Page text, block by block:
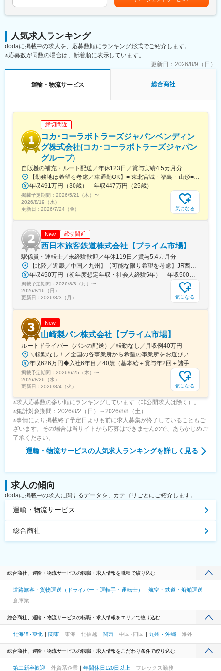
■キャリアパス
■同社の魅力
創業112年の歴史と地域での高い知名度があり、安定した経営基
また同社は長崎県に根差し、高圧ガス・産業機械・宅配水事業な
ど幅広い分野で地域の暮らしや産業を支えている安定企業です。
既存顧客へのルート配送が中心のため、お客様との信頼関係を築
変更の範囲：無
・用船仲介船の運航に関する港湾事情、貨物、荷役、条約や規則
・海事情報の定期的な社内外発信、情報配信ウェブサイト運営
・用船仲介船のRightShip評価、PSC是正に対する対応支援
※出張頻度…月1回程度／国内船主訪問（愛媛）
・当社は仲介会社と認知されているので、船主に対する直接的な
■配属先について：
4名（部長、メンバー2名、嘱託社員1名／男女比3:1）で構成され
ています。
■当社の特徴：
・グローバル総合商社「三井物産」のノウハウとネットワークを
最大限に活用し、用船仲介、中古船売買仲介、運航仲介、舶用機
器販売、建造監理、海務コンサルティング、DX支援など、船舶関
連ビジネスのあらゆる分野にわたって、多面的かつ専門的なサー
り、国内外の船主および造船所から高い信頼を得ています。船舶
建造監理事業では、物流やトレンドを踏まえた船型の提案を始
め、新造船の企画から仕様決定、図面の承認、造船所との交渉、
契約書作成迄、幅広い業務を行っています。
変更の範囲：会社の定める業務
人気求人ランキング
dodaに掲載中の求人を、応募数順にランキング形式でご紹介します。
※応募数が同数の場合は、新着順に表示しています。
更新日： 2026/8/9（日）
運輸・物流サービス 総合商社
締切間近
コカ･コーラボトラーズジャパンベンディン
グ株式会社(コカ･コーラボトラーズジャパン
グループ)
自販機の補充・ルート配送／年休123日／賞与実績4.5カ月分
年収491万円（30歳） 年収447万円（25歳）
掲載予定期間： 2026/5/21（木） 〜
2026/8/19（水）
更新日： 2026/7/24（金） 気になる
New 締切間近
西日本旅客鉄道株式会社【プライム市場】
駅係員・運転士／未経験歓迎／年休119日／賞与5.4カ月分
掲載予定期間： 2026/8/3（月） 〜
2026/8/16（日）
更新日： 2026/8/3（月） 気になる
New
山崎製パン株式会社【プライム市場】
ルートドライバー（パンの配送）／転勤なし／月収例40万円
掲載予定期間： 2026/6/25（木） 〜
2026/8/26（水）
更新日： 2026/8/4（火） 気になる
※求人応募数の多い順にランキングしています（非公開求人は除く）。
※集計対象期間：2026/8/2（日）～2026/8/8（土）
※事情により掲載終了予定日よりも前に求人募集が終了していることもご
ざいます。その場合は当サイトから応募はできませんので、あらかじめご
了承ください。
運輸・物流サービスの人気求人ランキングを詳しく見る
求人の傾向
dodaに掲載中の求人に関するデータを、カテゴリごとにご紹介します。
運輸・物流サービス
総合商社
総合商社、運輸・物流サービスの転職・求人情報を職種で絞り込む
道路旅客・貨物運送（ドライバー・運転手・運転士）
航空・鉄道・船舶運送
倉庫業
総合商社、運輸・物流サービスの転職・求人情報をエリアで絞り込む
北海道･東北 関東 東海 北信越 関西 中国･四国 九州・沖縄 海外
総合商社、運輸・物流サービスの転職・求人情報をこだわり条件で絞り込む
第二新卒歓迎 外資系企業 年間休日120日以上
フレックス勤務